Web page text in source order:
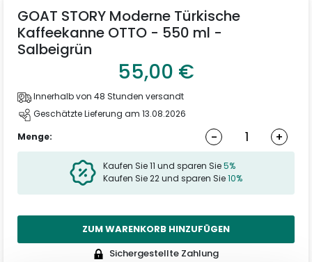
GOAT STORY Moderne Türkische
Kaffeekanne OTTO - 550 ml -
Salbeigrün
55,00 €
Innerhalb von 48 Stunden versandt
Geschätzte Lieferung am 13.08.2026
Menge:
- +
Kaufen Sie 11 und sparen Sie5%
Kaufen Sie 22 und sparen Sie10%
ZUM WARENKORB HINZUFÜGEN
Sichergestellte Zahlung